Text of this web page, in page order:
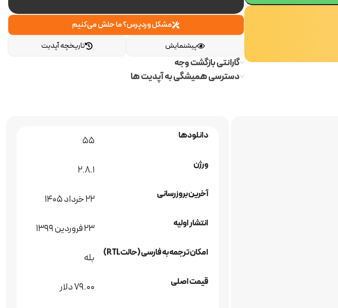
مشکل وردپرس؟ ما حلش می‌کنیم
تاریخچه آپدیت
پیشنمایش
گارانتی بازگشت وجه
دسترسی همیشگی به آپدیت ها
دانلودها 55
ورژن 2.8.1
آخرین بروزرسانی 22 خرداد 1405
انتشار اولیه 23 فروردین 1399
امکان ترجمه به فارسی (حالت RTL) بله
قیمت اصلی 79.00 دلار